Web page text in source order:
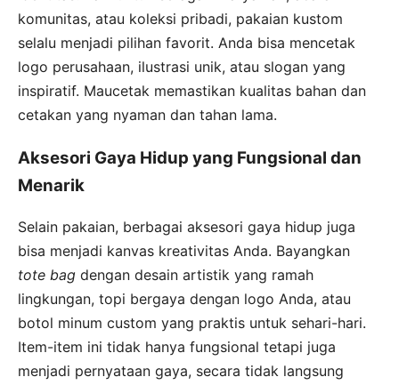
komunitas, atau koleksi pribadi, pakaian kustom
selalu menjadi pilihan favorit. Anda bisa mencetak
logo perusahaan, ilustrasi unik, atau slogan yang
inspiratif. Maucetak memastikan kualitas bahan dan
cetakan yang nyaman dan tahan lama.
Aksesori Gaya Hidup yang Fungsional dan
Menarik
Selain pakaian, berbagai aksesori gaya hidup juga
bisa menjadi kanvas kreativitas Anda. Bayangkan
tote bag dengan desain artistik yang ramah
lingkungan, topi bergaya dengan logo Anda, atau
botol minum custom yang praktis untuk sehari-hari.
Item-item ini tidak hanya fungsional tetapi juga
menjadi pernyataan gaya, secara tidak langsung